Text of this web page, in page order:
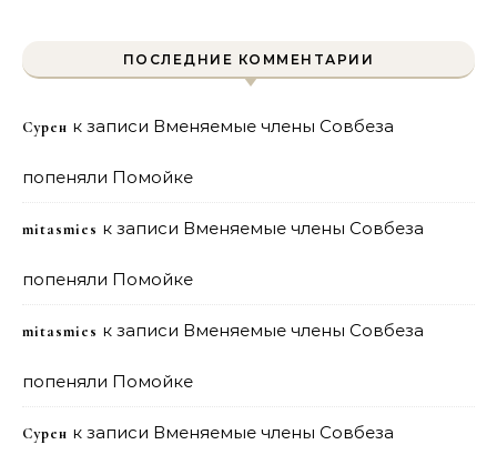
ПОСЛЕДНИЕ КОММЕНТАРИИ
Сурен к записи Вменяемые члены Совбеза
попеняли Помойке
mitasmies к записи Вменяемые члены Совбеза
попеняли Помойке
mitasmies к записи Вменяемые члены Совбеза
попеняли Помойке
Сурен к записи Вменяемые члены Совбеза